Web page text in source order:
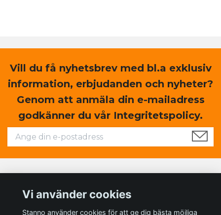
Vill du få nyhetsbrev med bl.a exklusiv
information, erbjudanden och nyheter?
Genom att anmäla din e-mailadress
godkänner du vår Integritetspolicy.
Sociala medier
Vi använder cookies
Stanno använder cookies för att ge dig bästa möjliga